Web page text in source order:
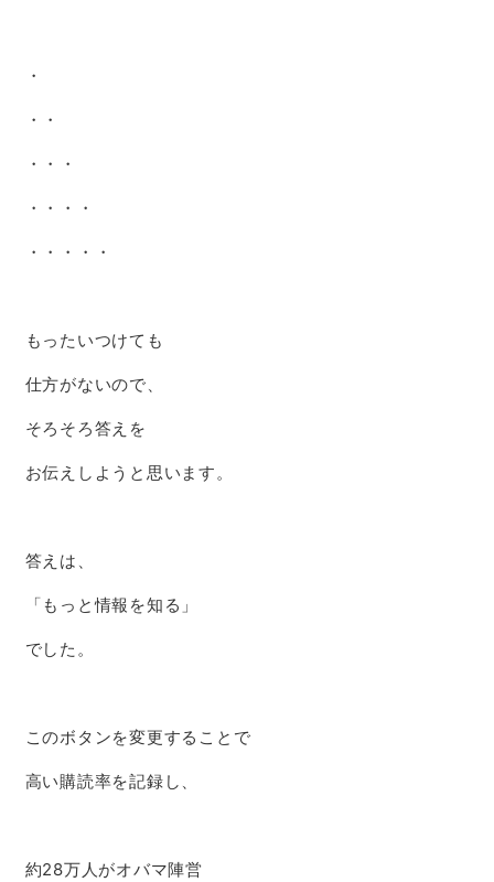
・
・・
・・・
・・・・
・・・・・
もったいつけても
仕方がないので、
そろそろ答えを
お伝えしようと思います。
答えは、
「もっと情報を知る」
でした。
このボタンを変更することで
高い購読率を記録し、
約28万人がオバマ陣営